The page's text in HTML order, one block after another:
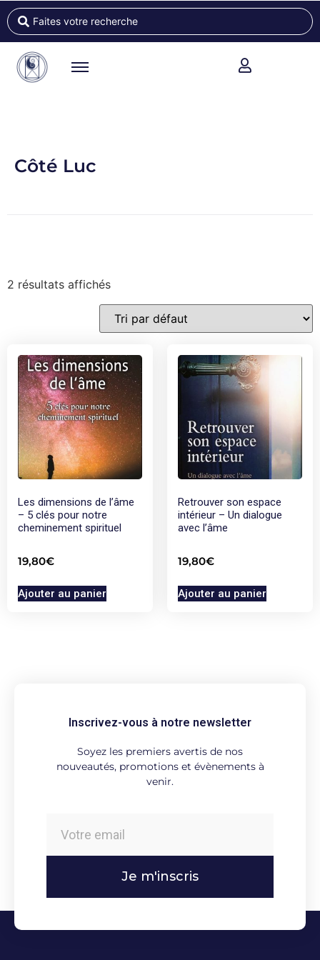
Côté Luc
2 résultats affichés
Les dimensions de l’âme
– 5 clés pour notre
cheminement spirituel
19,80€
Ajouter au panier
Retrouver son espace
intérieur – Un dialogue
avec l’âme
19,80€
Ajouter au panier
Inscrivez-vous à notre newsletter
Soyez les premiers avertis de nos
nouveautés, promotions et évènements à
venir.
Je m'inscris